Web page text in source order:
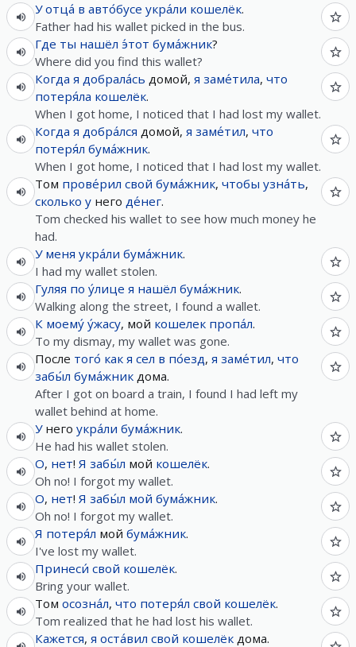
У отца́ в авто́бусе укра́ли кошелёк.
Father had his wallet picked in the bus.
Где ты нашёл э́тот бума́жник?
Where did you find this wallet?
Когда я добрала́сь домой, я заме́тила, что
потеря́ла кошелёк.
When I got home, I noticed that I had lost my wallet.
Когда я добра́лся домой, я заме́тил, что
потеря́л бума́жник.
When I got home, I noticed that I had lost my wallet.
Том прове́рил свой бума́жник, чтобы узна́ть,
сколько у него де́нег.
Tom checked his wallet to see how much money he
had.
У меня укра́ли бума́жник.
I had my wallet stolen.
Гуляя по у́лице я нашёл бума́жник.
Walking along the street, I found a wallet.
К моему́ у́жасу, мой кошелек пропа́л.
To my dismay, my wallet was gone.
После того́ как я сел в по́езд, я заме́тил, что
забы́л бума́жник дома.
After I got on board a train, I found I had left my
wallet behind at home.
Унего укра́ли бума́жник.
He had his wallet stolen.
О, нет! Я забы́л мой кошелёк.
Oh no! I forgot my wallet.
О, нет! Я забы́л мой бума́жник.
Oh no! I forgot my wallet.
Я потеря́л мой бума́жник.
I've lost my wallet.
Принеси́ свой кошелёк.
Bring your wallet.
Том осозна́л, что потеря́л свой кошелёк.
Tom realized that he had lost his wallet.
Кажется, я оста́вил свой кошелёк дома.